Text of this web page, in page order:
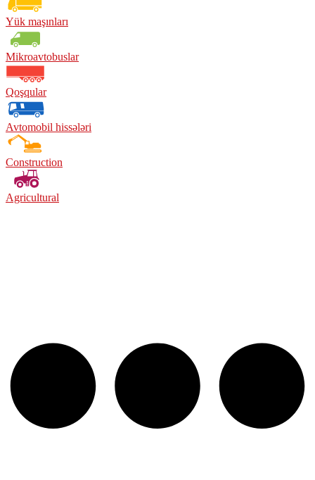
Yük maşınları
Mikroavtobuslar
Qoşqular
Avtomobil hissələri
Construction
Agricultural